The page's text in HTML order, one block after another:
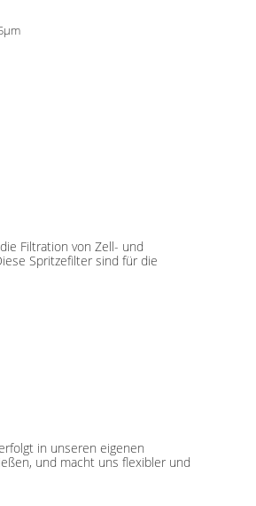
Filtration von Zell- und
Spritzefilter sind für die
in unseren eigenen
und macht uns flexibler und